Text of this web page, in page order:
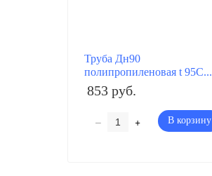
Труба Дн90
полипропиленовая t 95C...
853 руб.
– + В корзину